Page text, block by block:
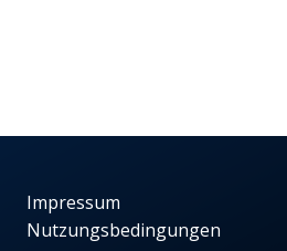
Impressum
Nutzungsbedingungen